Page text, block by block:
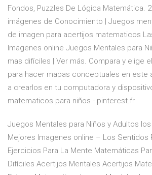
Fondos, Puzzles De Lógica Matemática.
imágenes de Conocimiento | Juegos
de imagen para acertijos matematicos
Imagenes online Juegos Mentales para
mas difíciles | Ver más. Compara y elige
para hacer mapas conceptuales en este
a crearlos en tu computadora y
matematicos para niños - pinterest.fr
Juegos Mentales para Niños y Adultos
Mejores Imagenes online – Los Sentidos
Ejercicios Para La Mente Matemáticas
Difíciles Acertijos Mentales Acertijos